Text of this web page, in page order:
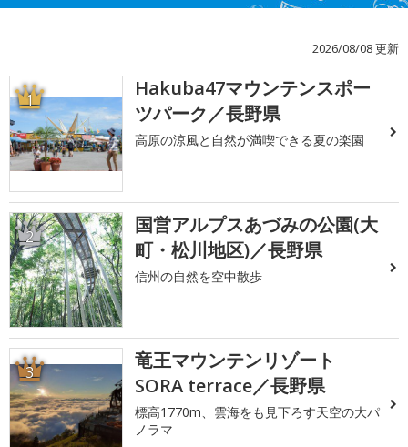
2026/08/08 更新
1
Hakuba47マウンテンスポー
ツパーク／長野県
高原の涼風と自然が満喫できる夏の楽園
2
国営アルプスあづみの公園(大
町・松川地区)／長野県
信州の自然を空中散歩
3
竜王マウンテンリゾート
SORA terrace／長野県
標高1770m、雲海をも見下ろす天空の大パ
ノラマ